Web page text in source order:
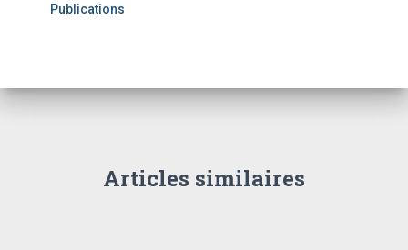
Publications
Articles similaires